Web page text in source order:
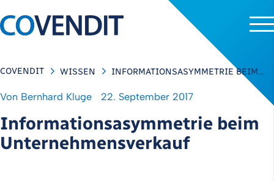
COVENDIT WISSEN INFORMATIONSASYMMETRIE BEIM…
Von Bernhard Kluge 22. September 2017
Informationsasymmetrie beim
Unternehmensverkauf